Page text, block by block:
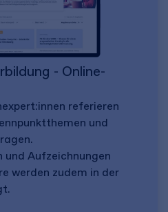
- Online-
referieren
und
und Aufzeichnungen
werden zudem in der